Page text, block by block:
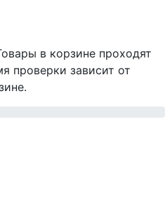
в корзине проходят
проверки зависит от